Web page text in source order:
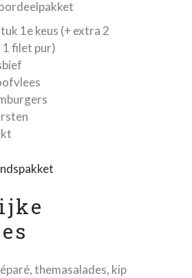
1e keus (+ extra 2
filet pur)
themasalades, kip